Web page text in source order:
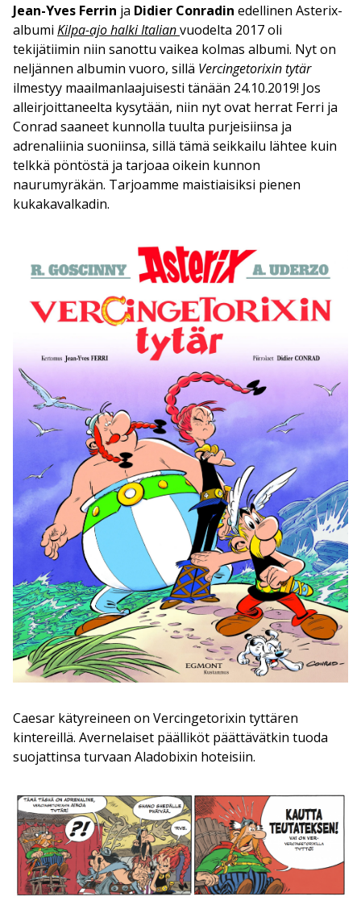
Jean-Yves Ferrin ja Didier Conradin edellinen Asterix-
albumi Kilpa-ajo halki Italianvuodelta 2017 oli
tekijätiimin niin sanottu vaikea kolmas albumi. Nyt on
neljännen albumin vuoro, sillä Vercingetorixin tytär
ilmestyy maailmanlaajuisesti tänään 24.10.2019! Jos
alleirjoittaneelta kysytään, niin nyt ovat herrat Ferri ja
Conrad saaneet kunnolla tuulta purjeisiinsa ja
adrenaliinia suoniinsa, sillä tämä seikkailu lähtee kuin
telkkä pöntöstä ja tarjoaa oikein kunnon
naurumyräkän. Tarjoamme maistiaisiksi pienen
kukakavalkadin.
Caesar kätyreineen on Vercingetorixin tyttären
kintereillä. Avernelaiset päälliköt päättävätkin tuoda
suojattinsa turvaan Aladobixin hoteisiin.